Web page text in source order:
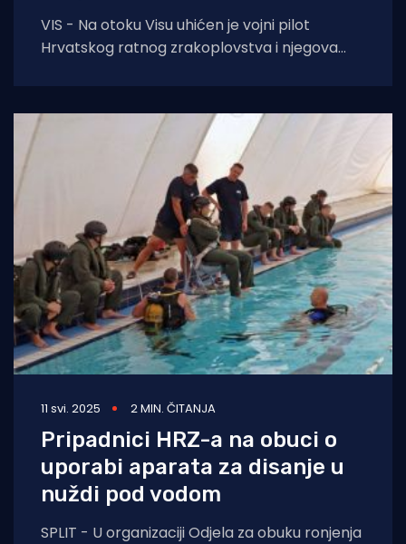
VIS - Na otoku Visu uhićen je vojni pilot
Hrvatskog ratnog zrakoplovstva i njegova
11 svi. 2025 2 MIN. ČITANJA
Pripadnici HRZ-a na obuci o
uporabi aparata za disanje u
nuždi pod vodom
SPLIT - U organizaciji Odjela za obuku ronjenja